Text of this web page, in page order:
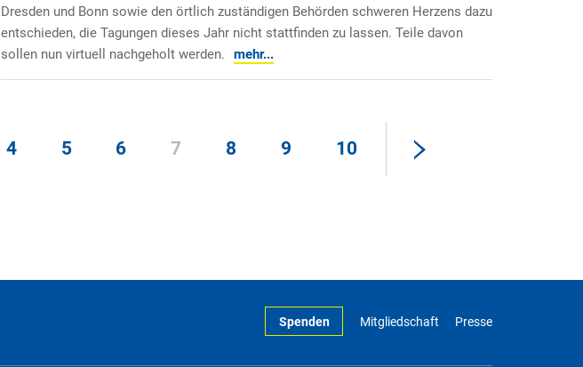
Dresden und Bonn sowie den örtlich zuständigen Behörden schweren Herzens dazu
entschieden, die Tagungen dieses Jahr nicht stattfinden zu lassen. Teile davon
sollen nun virtuell nachgeholt werden.
mehr...
4 5 6 7 8 9 10
Spenden Mitgliedschaft Presse